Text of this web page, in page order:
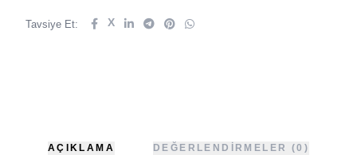
Tavsiye Et: X
AÇIKLAMA DEĞERLENDIRMELER (0)